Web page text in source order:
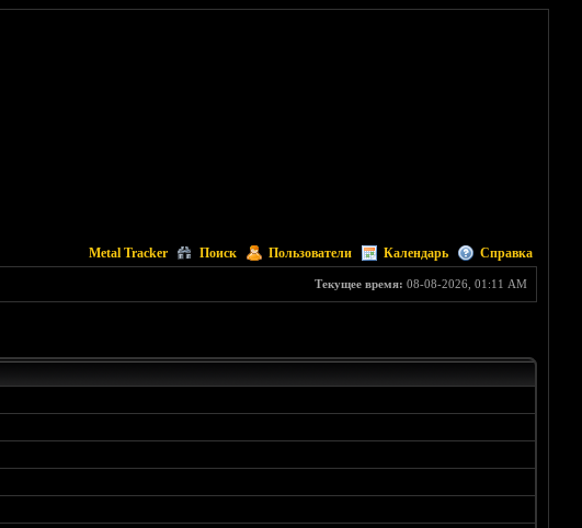
Metal Tracker Поиск Пользователи Календарь Справка
Текущее время: 08-08-2026, 01:11 AM